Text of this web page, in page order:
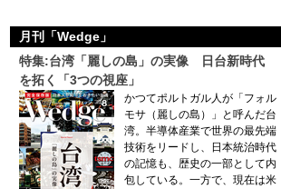
月刊「Wedge」
特集:台湾「麗しの島」の実像 日台新時代
を拓く「3つの視座」
かつてポルトガル人が「フォル
モサ（麗しの島）」と呼んだ台
湾。半導体産業で世界の最先端
技術をリードし、日本統治時代
の記憶も、歴史の一部として内
包している。一方で、現在は米